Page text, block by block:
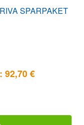
SPARPAKET
92,70 €